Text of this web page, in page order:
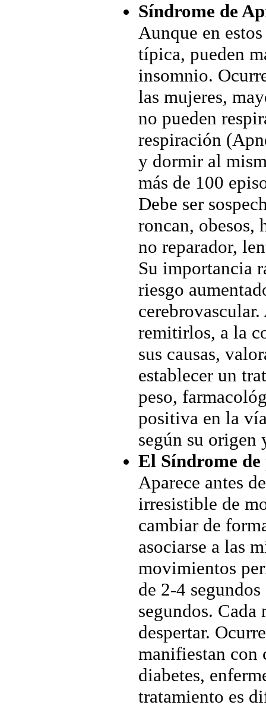
Síndrome de
Aunque en
típica, pueden
insomnio.
las mujeres,
no pueden
respiración
y dormir al
más de 100
Debe ser
roncan, obesos,
no reparador,
Su importancia
riesgo
remitirlos, a la
sus causas,
establecer un
peso,
positiva en la
según su origen
El Síndrome
Aparece antes
irresistible de
cambiar de
asociarse a las
movimientos
de 2-4
segundos.
despertar.
manifiestan con
diabetes,
tratamiento es